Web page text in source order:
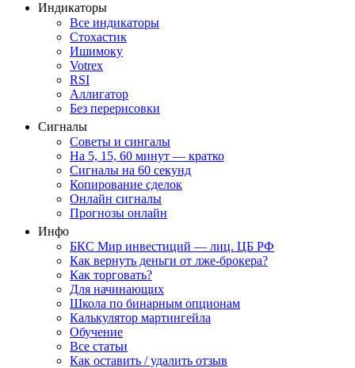
Индикаторы
Все индикаторы
Стохастик
Ишимоку
Votrex
RSI
Аллигатор
Без перерисовки
Сигналы
Советы и сингалы
На 5, 15, 60 минут — кратко
Сигналы на 60 секунд
Копирование сделок
Онлайн сигналы
Прогнозы онлайн
Инфо
БКС Мир инвестиций — лиц. ЦБ РФ
Как вернуть деньги от лже-брокера?
Как торговать?
Для начинающих
Школа по бинарным опционам
Калькулятор мартингейла
Обучение
Все статьи
Как оставить / удалить отзыв